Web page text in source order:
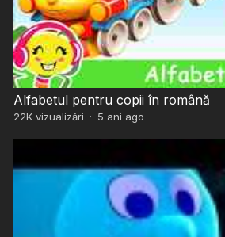
Alfabetul pentru copii în română
22Kvizualizări · 5 ani ago